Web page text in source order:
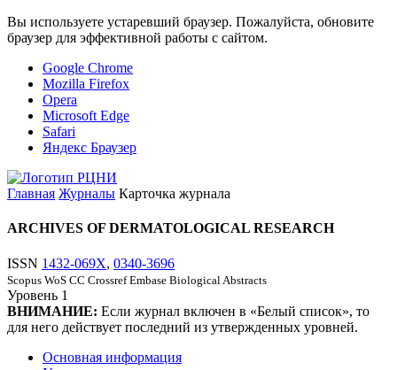
Вы используете устаревший браузер. Пожалуйста, обновите
браузер для эффективной работы с сайтом.
Google Chrome
Mozilla Firefox
Opera
Microsoft Edge
Safari
Яндекс Браузер
Главная Журналы Карточка журнала
ARCHIVES OF DERMATOLOGICAL RESEARCH
ISSN 1432-069X, 0340-3696
Scopus WoS CC Crossref Embase Biological Abstracts
Уровень 1
ВНИМАНИЕ: Если журнал включен в «Белый список», то
для него действует последний из утвержденных уровней.
Основная информация